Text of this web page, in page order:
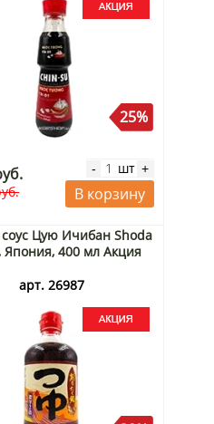
25%
- шт +
В корзину
Цую Ичибан Shoda
Япония, 400 мл Акция
арт. 26987